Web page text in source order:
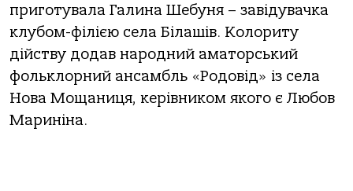
приготувала Галина Шебуня – завідувачка
клубом-філією села Білашів. Колориту
дійству додав народний аматорський
фольклорний ансамбль «Родовід» із села
Нова Мощаниця, керівником якого є Любов
Мариніна.